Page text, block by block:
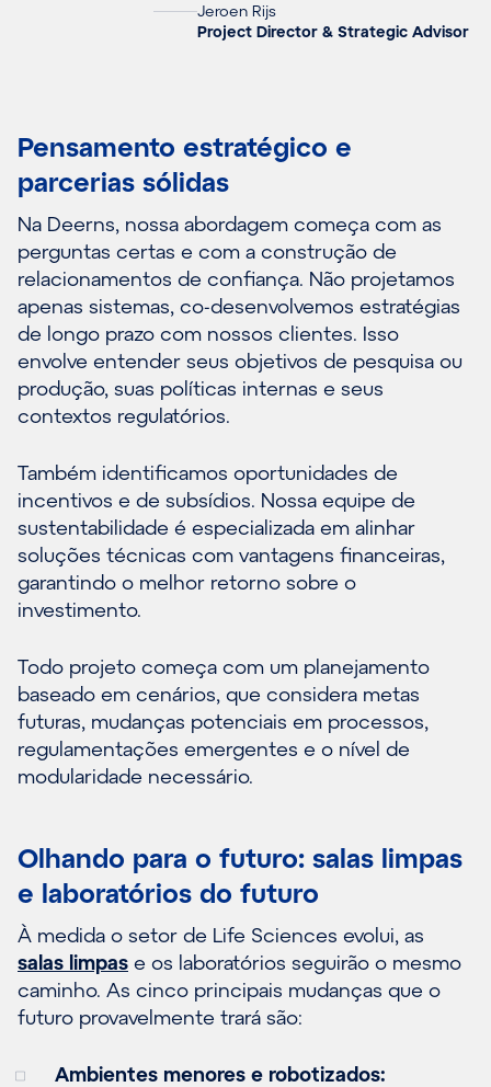
Jeroen Rijs
Project Director & Strategic Advisor
Pensamento estratégico e
parcerias sólidas
Na Deerns, nossa abordagem começa com as
perguntas certas e com a construção de
relacionamentos de confiança. Não projetamos
apenas sistemas, co-desenvolvemos estratégias
de longo prazo com nossos clientes. Isso
envolve entender seus objetivos de pesquisa ou
produção, suas políticas internas e seus
contextos regulatórios.
Também identificamos oportunidades de
incentivos e de subsídios. Nossa equipe de
sustentabilidade é especializada em alinhar
soluções técnicas com vantagens financeiras,
garantindo o melhor retorno sobre o
investimento.
Todo projeto começa com um planejamento
baseado em cenários, que considera metas
futuras, mudanças potenciais em processos,
regulamentações emergentes e o nível de
modularidade necessário.
Olhando para o futuro: salas limpas
e laboratórios do futuro
À medida o setor de Life Sciences evolui, as
salas limpas e os laboratórios seguirão o mesmo
caminho. As cinco principais mudanças que o
futuro provavelmente trará são:
Ambientes menores e robotizados: